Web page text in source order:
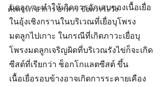
ตั้งครรภ์ อาการ อาหาร ข้อควรระวัง
มดลูก จะทำให้เกิดการอักเสบของเนื้อเยื่อ
ในอุ้งเชิงกรานในบริเวณที่เยื่อบุโพรง
มดลูกไปเกาะ ในกรณีที่เกิดภาวะเยื่อบุ
โพรงมดลูกเจริญผิดที่บริเวณรังไข่ก็จะเกิด
ซีสต์ที่เรียกว่า ช็อกโกแลตซีสต์ ขึ้น
เนื้อเยื่อรอบข้างอาจเกิดการระคายเคือง